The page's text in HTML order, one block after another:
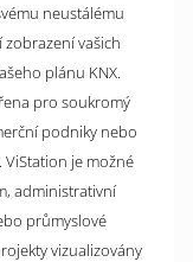
neustálému
vašich
plánu KNX.
pro soukromý
podniky nebo
ViStation je možné
administrativní
průmyslové
vizualizovány